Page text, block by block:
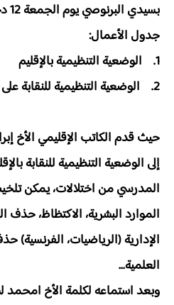
جدول الأعمال:
1. الوضعية التنظيمية بالإقليم
2. الوضعية التنظيمية للنقابة على الصعيد الوطني
حيث قدم الكاتب الإقليمي الأخ
إلى الوضعية التنظيمية للنقابة
المدرسي من اختلالات، يمكن
الموارد البشرية، الاكتظاظ،
الإدارية (الرياضيات، الفرنسية)
العلمية...
وبعد استماعه لكلمة الأخ